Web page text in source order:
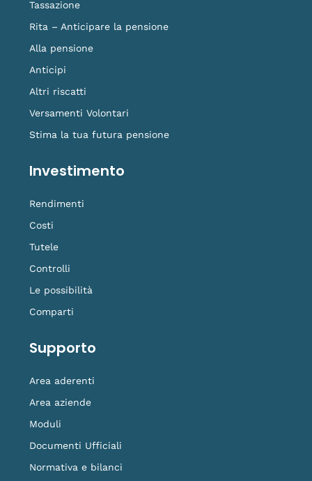
Tassazione
Rita – Anticipare la pensione
Alla pensione
Anticipi
Altri riscatti
Versamenti Volontari
Stima la tua futura pensione
Investimento
Rendimenti
Costi
Tutele
Controlli
Le possibilità
Comparti
Supporto
Area aderenti
Area aziende
Moduli
Documenti Ufficiali
Normativa e bilanci